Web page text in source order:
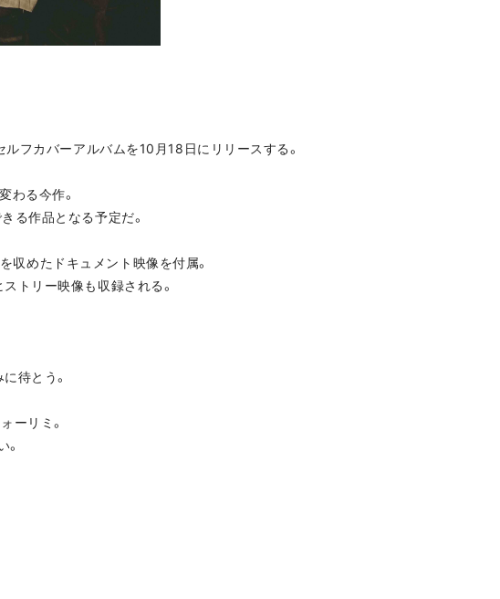
フカバーアルバムを10月18日にリリースする。
わる今作。
る作品となる予定だ。
収めたドキュメント映像を付属。
トリー映像も収録される。
待とう。
ーリミ。